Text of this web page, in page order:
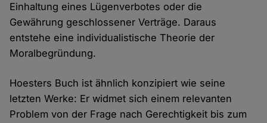
Einhaltung eines Lügenverbotes oder die
Gewährung geschlossener Verträge. Daraus
entstehe eine individualistische Theorie der
Moralbegründung.
Hoesters Buch ist ähnlich konzipiert wie seine
letzten Werke: Er widmet sich einem relevanten
Problem von der Frage nach Gerechtigkeit bis zum